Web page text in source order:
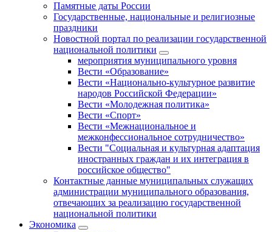
Памятные даты России
Государственные, национальные и религиозные
праздники
Новостной портал по реализации государственной
национальной политики
мероприятия муниципального уровня
Вести «Образование»
Вести «Национально-культурное развитие
народов Российской Федерации»
Вести «Молодежная политика»
Вести «Спорт»
Вести «Межнациональное и
межконфессиональное сотрудничество»
Вести "Социальная и культурная адаптация
иностранных граждан и их интеграция в
российское общество"
Контактные данные муниципальных служащих
администрации муниципального образования,
отвечающих за реализацию государственной
национальной политики
Экономика